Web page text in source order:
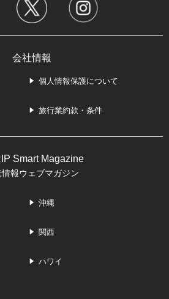
会社情報
個人情報保護について
旅行業約款・条件
Smart Magazine
報ウェブマガジン
沖縄
関西
ハワイ